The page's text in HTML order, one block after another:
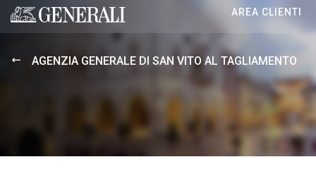
Generali logo
AREA CLIENTI
AGENZIA GENERALE DI SAN VITO AL TAGLIAMENTO